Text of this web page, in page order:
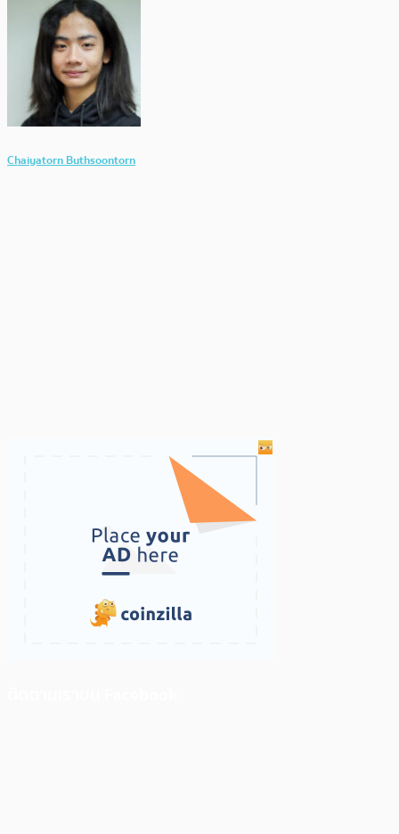
Chaiyatorn Buthsoontorn